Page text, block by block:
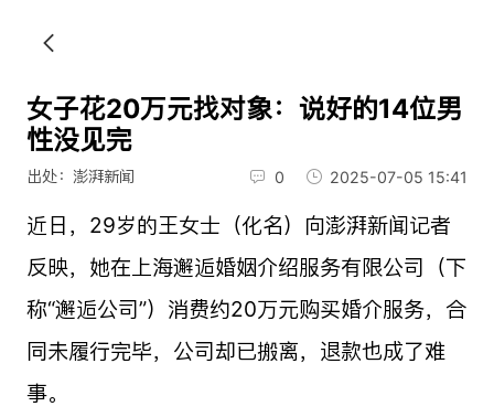
女子花20万元找对象：说好的14位男
性没见完
出处：澎湃新闻 0 2025-07-05 15:41
近日，29岁的王女士（化名）向澎湃新闻记者
反映，她在上海邂逅婚姻介绍服务有限公司（下
称“邂逅公司”）消费约20万元购买婚介服务，合
同未履行完毕，公司却已搬离，退款也成了难
事。